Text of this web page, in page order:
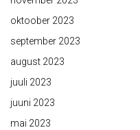
oktoober 2023
september 2023
august 2023
juuli 2023
juuni 2023
mai 2023